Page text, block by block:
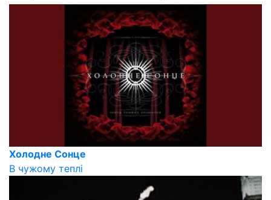
Холодне Сонце
В чужому теплі